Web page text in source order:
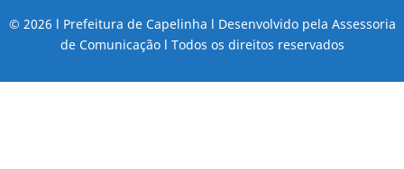
© 2026 l Prefeitura de Capelinha l Desenvolvido pela Assessoria
de Comunicação l Todos os direitos reservados